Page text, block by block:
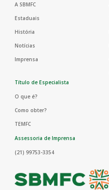
A SBMFC
Estaduais
História
Notícias
Imprensa
Título de Especialista
O que é?
Como obter?
TEMFC
Assessoria de Imprensa
(21) 99753-3354